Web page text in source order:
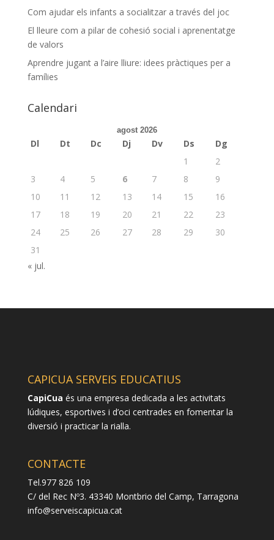
Com ajudar els infants a socialitzar a través del joc
El lleure com a pilar de cohesió social i aprenentatge
de valors
Aprendre jugant a l’aire lliure: idees pràctiques per a
famílies
Calendari
agost 2026
Dl Dt Dc Dj Dv Ds
Dg
1
2
3
4 5 6 7 8
9
10
11 12 13 14 15
16
17
18 19 20 21 22
23
24
25 26 27 28 29
30
31
« jul.
CAPICUA SERVEIS EDUCATIUS
CapiCua és una empresa dedicada a les activitats
lúdiques, esportives i d’oci centrades en fomentar la
diversió i practicar la rialla.
CONTACTE
Tel.977 826 109
C/ del Rec Nº3. 43340 Montbrio del Camp, Tarragona
info@serveiscapicua.cat